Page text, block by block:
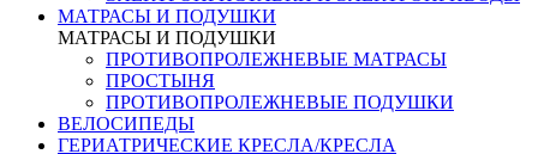
МАТРАСЫ И ПОДУШКИ
МАТРАСЫ И ПОДУШКИ
ПРОТИВОПРОЛЕЖНЕВЫЕ МАТРАСЫ
ПРОСТЫНЯ
ПРОТИВОПРОЛЕЖНЕВЫЕ ПОДУШКИ
ВЕЛОСИПЕДЫ
ГЕРИАТРИЧЕСКИЕ КРЕСЛА/КРЕСЛА